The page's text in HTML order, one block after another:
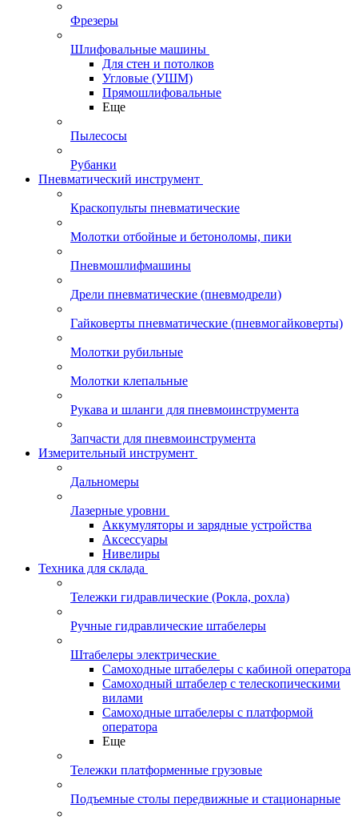
Фрезеры
Шлифовальные машины
Для стен и потолков
Угловые (УШМ)
Прямошлифовальные
Еще
Пылесосы
Рубанки
Пневматический инструмент
Краскопульты пневматические
Молотки отбойные и бетоноломы, пики
Пневмошлифмашины
Дрели пневматические (пневмодрели)
Гайковерты пневматические (пневмогайковерты)
Молотки рубильные
Молотки клепальные
Рукава и шланги для пневмоинструмента
Запчасти для пневмоинструмента
Измерительный инструмент
Дальномеры
Лазерные уровни
Аккумуляторы и зарядные устройства
Аксессуары
Нивелиры
Техника для склада
Тележки гидравлические (Рокла, рохла)
Ручные гидравлические штабелеры
Штабелеры электрические
Самоходные штабелеры с кабиной оператора
Самоходный штабелер с телескопическими
вилами
Самоходные штабелеры с платформой
оператора
Еще
Тележки платформенные грузовые
Подъемные столы передвижные и стационарные